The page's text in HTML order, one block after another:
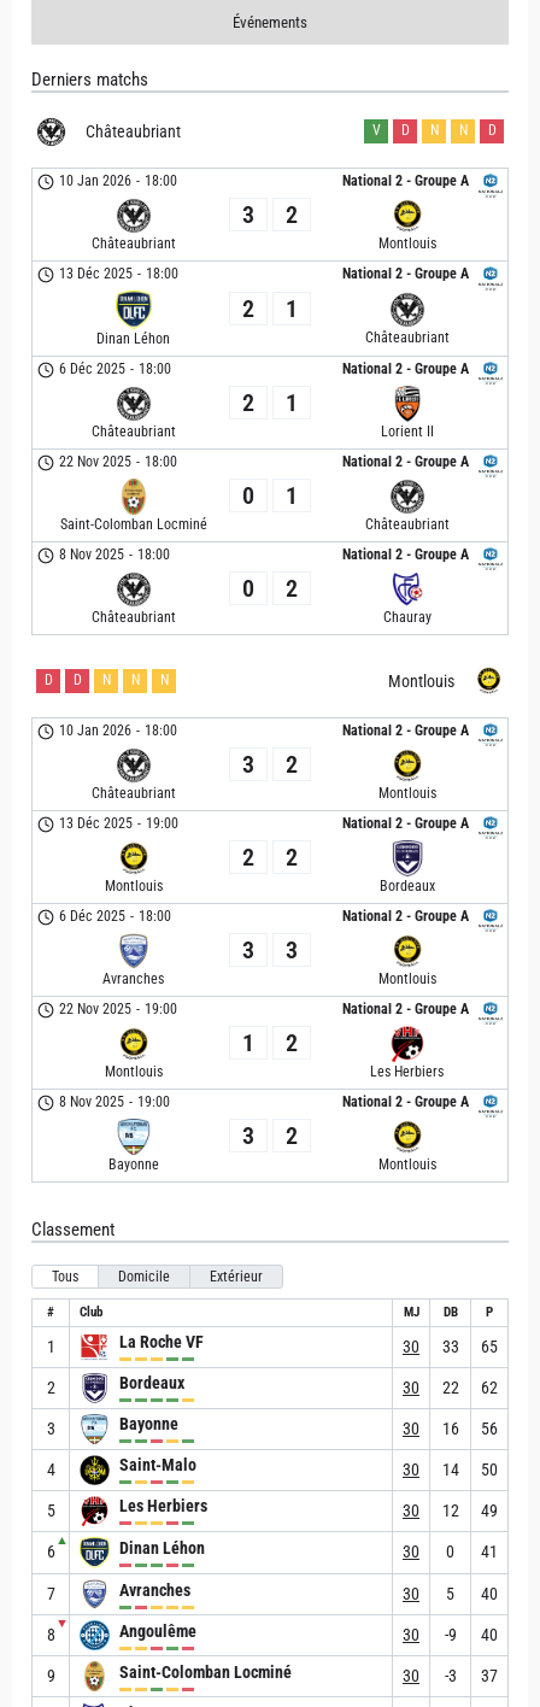
Événements
Derniers matchs
Châteaubriant V D N N D
National 2 - Groupe A
10 Jan 2026 - 18:00
Châteaubriant
3 2
Montlouis
National 2 - Groupe A
13 Déc 2025 - 18:00
Dinan Léhon
2 1
Châteaubriant
National 2 - Groupe A
6 Déc 2025 - 18:00
Châteaubriant
2 1
Lorient II
National 2 - Groupe A
22 Nov 2025 - 18:00
Saint-Colomban Locminé
0 1
Châteaubriant
National 2 - Groupe A
8 Nov 2025 - 18:00
Châteaubriant
0 2
Chauray
Montlouis
D D N N N
National 2 - Groupe A
10 Jan 2026 - 18:00
Châteaubriant
3 2
Montlouis
National 2 - Groupe A
13 Déc 2025 - 19:00
Montlouis
2 2
Bordeaux
National 2 - Groupe A
6 Déc 2025 - 18:00
Avranches
3 3
Montlouis
National 2 - Groupe A
22 Nov 2025 - 19:00
Montlouis
1 2
Les Herbiers
National 2 - Groupe A
8 Nov 2025 - 19:00
Bayonne
3 2
Montlouis
Classement
Tous Domicile Extérieur
# Club MJ DB P
1 La Roche VF 30 33 65
2 Bordeaux 30 22 62
3 Bayonne 30 16 56
4 Saint-Malo 30 14 50
5 Les Herbiers 30 12 49
6
▲ Dinan Léhon 30 0 41
7 Avranches 30 5 40
8
▼ Angoulême 30 -9 40
9 Saint-Colomban Locminé 30 -3
37